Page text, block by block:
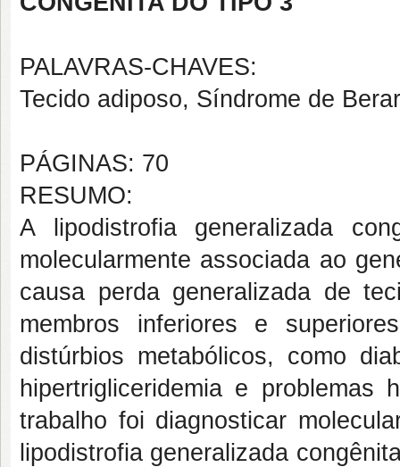
PALAVRAS-CHAVES:
Tecido adiposo, Síndrome de
PÁGINAS: 70
RESUMO:
A lipodistrofia generalizada
molecularmente associada ao
causa perda generalizada de
membros inferiores e
distúrbios metabólicos, como
hipertrigliceridemia e problemas
trabalho foi diagnosticar
lipodistrofia generalizada